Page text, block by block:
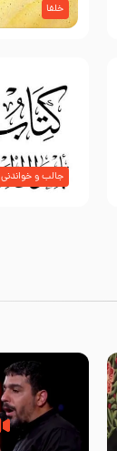
خلفا
جالب و خواندنی